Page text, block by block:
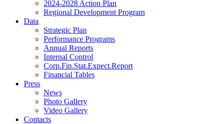
2024-2028 Action Plan
Regional Development Program
Data
Strategic Plan
Performance Programs
Annual Reports
Internal Control
Corp.Fin.Stat.Expect.Report
Financial Tables
Press
News
Photo Gallery
Video Gallery
Contacts